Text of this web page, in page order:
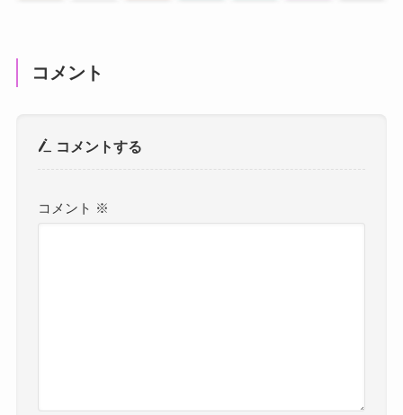
コメント
コメントする
コメント ※